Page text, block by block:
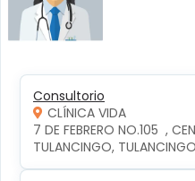
Consultorio
CLÍNICA VIDA
7 DE FEBRERO NO.105  ,
TULANCINGO,